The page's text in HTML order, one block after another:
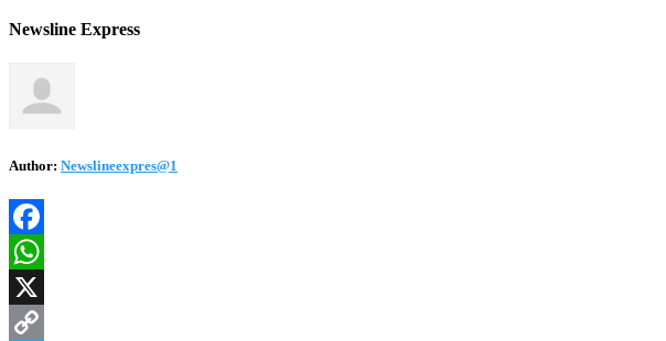
Newsline Express
Author: Newslineexpres@1
Facebook
WhatsApp
X